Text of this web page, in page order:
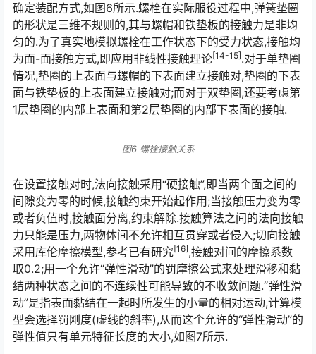
确定装配方式,如图6所示.螺栓在实际服役过程中,弹簧垫圈
的形状是三维不规则的,其与螺帽和铁垫板的接触力是非均
匀的.为了真实地模拟螺栓在工作状态下的受力状态,接触均
为面-面接触方式,即应用非线性接触理论󠅅󠅃󠄵󠅂󠄪󠇖󠆨󠆨󠇕󠆞󠆒󠅬󠇘󠆭󠆘󠇙󠆝󠅵󠇗󠆭󠆁󠄐󠇗󠅹󠅸󠇖󠆍󠅳󠇖󠅹󠅰󠇖󠆌󠅹[14-15].对于单垫圈
情况,垫圈的上表面与螺帽的下表面建立接触对,垫圈的下表
面与铁垫板的上表面建立接触对;而对于双垫圈,还要考虑第
1层垫圈的内部上表面和第2层垫圈的内部下表面的接触.󠅅󠅃󠄵󠅂󠄪󠇖󠆨󠆨󠇕󠆞󠆒󠅬󠇘󠆭󠆘󠇙󠆝󠅵󠇗󠆭󠆁󠄐󠇗󠅹󠅸󠇖󠆍󠅳󠇖󠅹󠅰󠇖󠆌󠅹
图6 螺栓接触关系
在设置接触对时,法向接触采用“硬接触”,即当两个面之间的
间隙变为零的时候,接触约束开始起作用;当接触压力变为零
或者负值时,接触面分离,约束解除.接触算法之间的法向接触
力只能是压力,两物体间不允许相互贯穿或者侵入;切向接触
采用库伦摩擦模型,参考已有研究󠅅󠅃󠄵󠅂󠄪󠇖󠆨󠆨󠇕󠆞󠆒󠅬󠇘󠆭󠆘󠇙󠆝󠅵󠇗󠆭󠆁󠄐󠇗󠅹󠅸󠇖󠆍󠅳󠇖󠅹󠅰󠇖󠆌󠅹[16],接触对间的摩擦系数
取0.2;用一个允许“弹性滑动”的罚摩擦公式来处理滑移和黏
结两种状态之间的不连续性可能导致的不收敛问题.“弹性滑
动”是指表面黏结在一起时所发生的小量的相对运动,计算模
型会选择罚刚度(虚线的斜率),从而这个允许的“弹性滑动”的
弹性值只有单元特征长度的大小,如图7所示.󠅅󠅃󠄵󠅂󠄪󠇖󠆨󠆨󠇕󠆞󠆒󠅬󠇘󠆭󠆘󠇙󠆝󠅵󠇗󠆭󠆁󠄐󠇗󠅹󠅸󠇖󠆍󠅳󠇖󠅹󠅰󠇖󠆌󠅹